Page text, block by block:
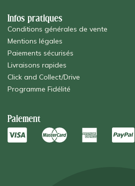
Infos pratiques
Conditions générales de vente
Mentions légales
Paiements sécurisés
Livraisons rapides
Click and Collect/Drive
Programme Fidélité
Paiement